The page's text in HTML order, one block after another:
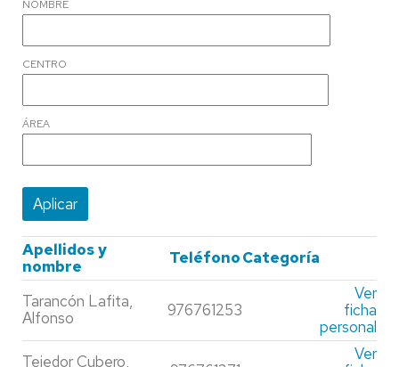
NOMBRE
CENTRO
ÁREA
Apellidos y
nombre
TeléfonoCategoría
Tarancón Lafita,
Alfonso
976761253
Ver
ficha
personal
Tejedor Cubero,
Ver